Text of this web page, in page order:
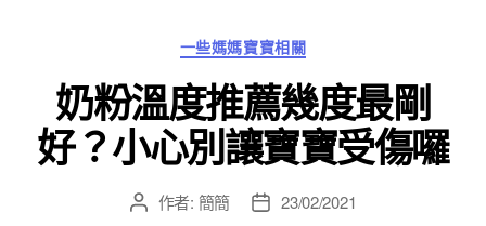
分
類
一些媽媽寶寶相關
奶粉溫度推薦幾度最剛
好？小心別讓寶寶受傷囉
文 作者: 簡簡
文 23/02/2021